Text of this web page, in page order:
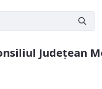
Județean